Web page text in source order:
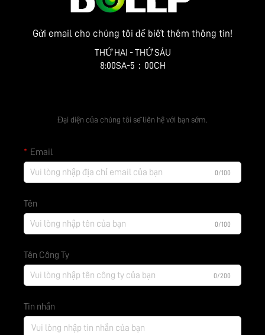
Gửi email cho chúng tôi để biết thêm thông tin!
THỨ HAI - THỨ SÁU
8:00SA-5：00CH
Đại diện của chúng tôi sẽ liên hệ với bạn sớm.
Email
0/100
Tên
0/100
Tên Công Ty
0/200
Tin nhắn